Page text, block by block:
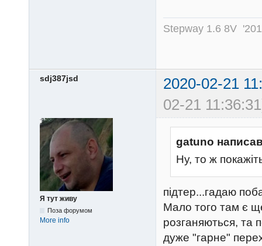
Stepway 1.6 8V
sdj387jsd
2020-02-21
02-21
Я тут живу
Поза форумом
More info
gatuno
Ну, то ж
підтер...гадаю
Мало того там є
розганяються, та
дуже "гарне"